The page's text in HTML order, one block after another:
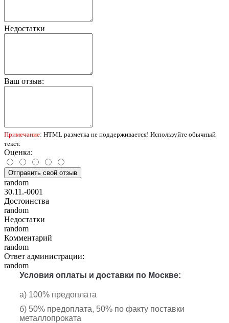
Недостатки
Ваш отзыв:
Примечание: HTML разметка не поддерживается! Используйте обычный
текст.
Оценка:
Отправить свой отзыв
random
30.11.-0001
Достоинства
random
Недостатки
random
Комментарий
random
Ответ администрации:
random
Условия оплаты и доставки по Москве:
а) 100% предоплата
б) 50% предоплата, 50% по факту поставки
металлопроката